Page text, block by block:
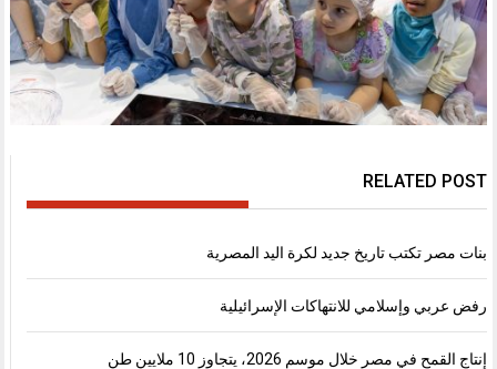
RELATED POST
بنات مصر تكتب تاريخ جديد لكرة اليد المصرية
رفض عربي وإسلامي للانتهاكات الإسرائيلية
إنتاج القمح في مصر خلال موسم 2026، يتجاوز 10 ملايين طن